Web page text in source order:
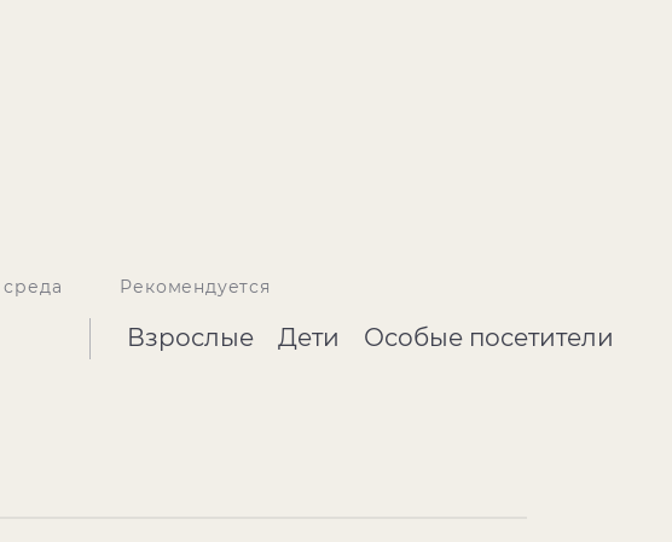
Рекомендуется
Взрослые Дети Особые посетители